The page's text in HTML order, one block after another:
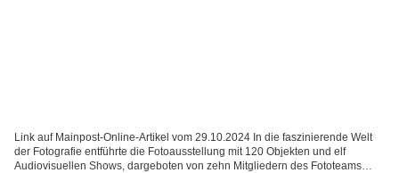
Link auf Mainpost-Online-Artikel vom 29.10.2024 In die faszinierende Welt
der Fotografie entführte die Fotoausstellung mit 120 Objekten und elf
Audiovisuellen Shows, dargeboten von zehn Mitgliedern des Fototeams